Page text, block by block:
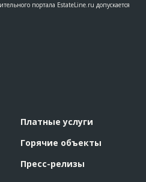
портала EstateLine.ru допускается
Платные услуги
Горячие объекты
Пресс-релизы